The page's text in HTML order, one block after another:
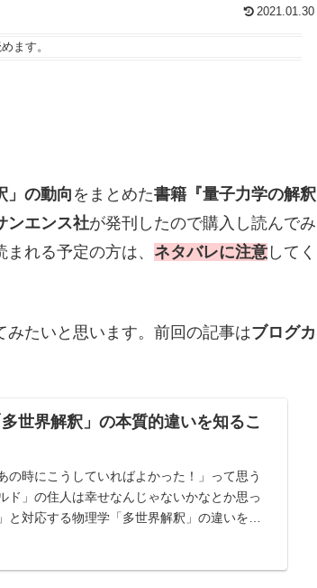
2021.01.30
ます。
」の動向 をまとめた書籍『量子力学の解釈
ンエンス社が発刊したので購入し読んでみ
れる予定の方は、 ネタバレに注意 してく
みたいと思います。前回の記事はブログカ
世界解釈」の本質的違いを知るこ
の時にこうしていればよかった！」って思う
ド」の住人は幸せなんじゃないかなとか思っ
対応する物理学「多世界解釈」の違いを知